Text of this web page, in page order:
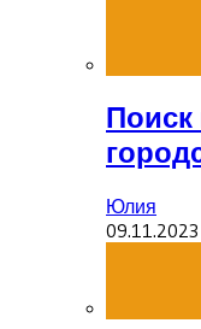
Поиск
Юлия
09.11.2023